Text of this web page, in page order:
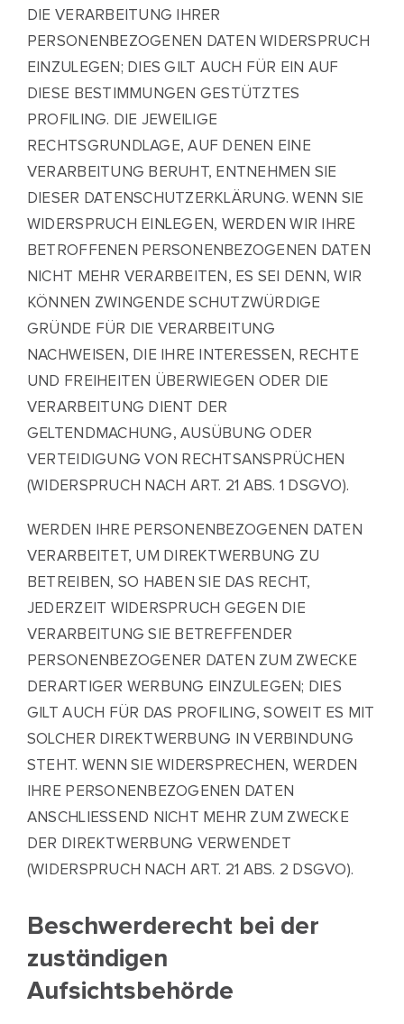
DIE VERARBEITUNG IHRER
PERSONENBEZOGENEN DATEN WIDERSPRUCH
EINZULEGEN; DIES GILT AUCH FÜR EIN AUF
DIESE BESTIMMUNGEN GESTÜTZTES
PROFILING. DIE JEWEILIGE
RECHTSGRUNDLAGE, AUF DENEN EINE
VERARBEITUNG BERUHT, ENTNEHMEN SIE
DIESER DATENSCHUTZERKLÄRUNG. WENN SIE
WIDERSPRUCH EINLEGEN, WERDEN WIR IHRE
BETROFFENEN PERSONENBEZOGENEN DATEN
NICHT MEHR VERARBEITEN, ES SEI DENN, WIR
KÖNNEN ZWINGENDE SCHUTZWÜRDIGE
GRÜNDE FÜR DIE VERARBEITUNG
NACHWEISEN, DIE IHRE INTERESSEN, RECHTE
UND FREIHEITEN ÜBERWIEGEN ODER DIE
VERARBEITUNG DIENT DER
GELTENDMACHUNG, AUSÜBUNG ODER
VERTEIDIGUNG VON RECHTSANSPRÜCHEN
(WIDERSPRUCH NACH ART. 21 ABS. 1 DSGVO).
WERDEN IHRE PERSONENBEZOGENEN DATEN
VERARBEITET, UM DIREKTWERBUNG ZU
BETREIBEN, SO HABEN SIE DAS RECHT,
JEDERZEIT WIDERSPRUCH GEGEN DIE
VERARBEITUNG SIE BETREFFENDER
PERSONENBEZOGENER DATEN ZUM ZWECKE
DERARTIGER WERBUNG EINZULEGEN; DIES
GILT AUCH FÜR DAS PROFILING, SOWEIT ES MIT
SOLCHER DIREKTWERBUNG IN VERBINDUNG
STEHT. WENN SIE WIDERSPRECHEN, WERDEN
IHRE PERSONENBEZOGENEN DATEN
ANSCHLIESSEND NICHT MEHR ZUM ZWECKE
DER DIREKTWERBUNG VERWENDET
(WIDERSPRUCH NACH ART. 21 ABS. 2 DSGVO).
Beschwerderecht bei der
zuständigen
Aufsichtsbehörde